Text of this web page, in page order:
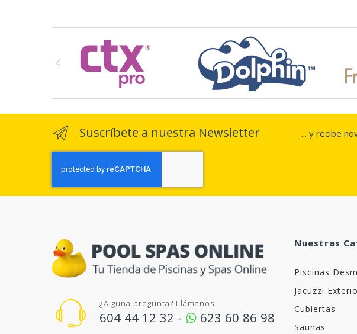
Suscríbete a nuestra Newsletter ... y recibe
¿Alguna pregunta? Llámanos
604 44 12 32 - 623 60 86 98
Nuestras
Piscinas
Jacuzzi
Cubiertas
Saunas